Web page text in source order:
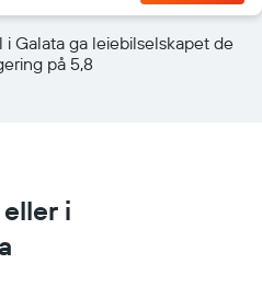
Galata ga leiebilselskapet de
på 5,8
i